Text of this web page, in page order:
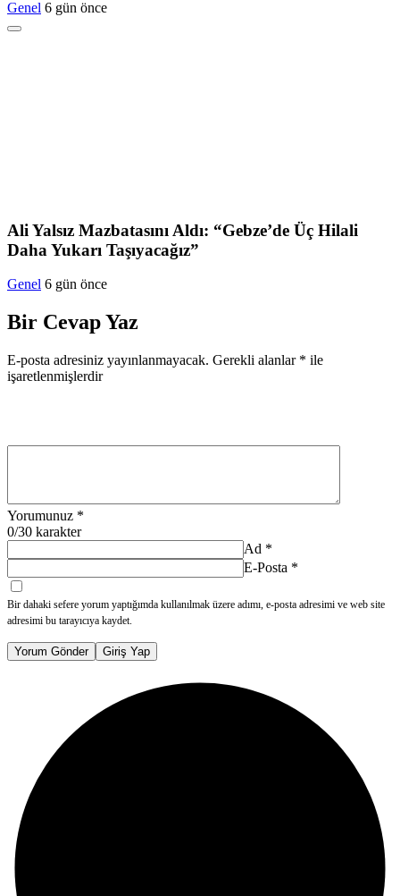
Genel 6 gün önce
Ali Yalsız Mazbatasını Aldı: “Gebze’de Üç Hilali
Daha Yukarı Taşıyacağız”
Genel 6 gün önce
Bir Cevap Yaz
E-posta adresiniz yayınlanmayacak. Gerekli alanlar * ile
işaretlenmişlerdir
Yorumunuz *
0/30 karakter
Ad *
E-Posta *
Bir dahaki sefere yorum yaptığımda kullanılmak üzere adımı, e-posta adresimi ve web site
adresimi bu tarayıcıya kaydet.
Yorum Gönder Giriş Yap